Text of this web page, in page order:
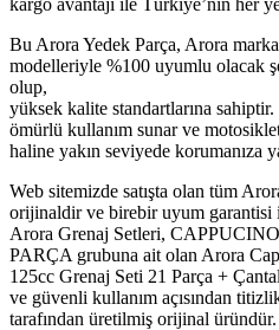
Bu Arora Yedek Parça, Arora
modelleriyle %100 uyumlu olacak
olup,
yüksek kalite standartlarına sahiptir.
ömürlü kullanım sunar ve
haline yakın seviyede korumanıza
Web sitemizde satışta olan tüm
orijinaldir ve birebir uyum garantisi
Arora Grenaj Setleri,
PARÇA grubuna ait olan Arora
125cc Grenaj Seti 21 Parça +
ve güvenli kullanım açısından
tarafından üretilmiş orijinal üründür.